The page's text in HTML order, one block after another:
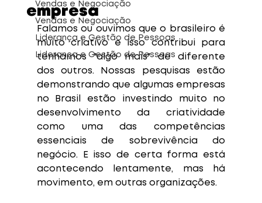
Vendas e Negociação
Vendas e Negociação
Liderança e Gestão de Pessoas
Liderança e Gestão de Pessoas
empresa
Falamos ou ouvimos que o brasileiro é
muito criativo e isso contribui para
tenhamos "algo mais" de diferente
dos outros. Nossas pesquisas estão
demonstrando que algumas empresas
no Brasil estão investindo muito no
desenvolvimento da criatividade
como uma das competências
essenciais de sobrevivência do
negócio. E isso de certa forma está
acontecendo lentamente, mas há
movimento, em outras organizações.